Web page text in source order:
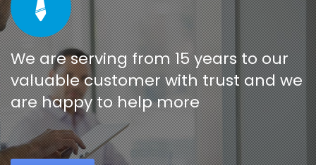
We are serving from 15 years to our
valuable customer with trust and we
are happy to help more